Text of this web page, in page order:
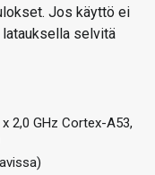
Jos käyttö ei
selvitä
2,0 GHz Cortex-A53,